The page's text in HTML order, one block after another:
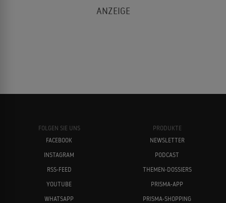
FOLGEN SIE UNS
FACEBOOK
INSTAGRAM
RSS-FEED
YOUTUBE
WHATSAPP
PRODUKTE
NEWSLETTER
PODCAST
THEMEN-DOSSIERS
PRISMA-APP
PRISMA-SHOPPING